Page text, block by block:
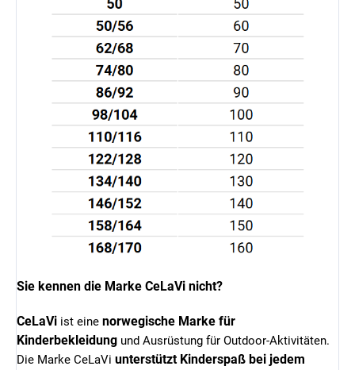
Sie kennen die Marke CeLaVi nicht?
CeLaVi ist eine norwegische Marke für
Kinderbekleidung und Ausrüstung für Outdoor-Aktivitäten.
Die Marke CeLaVi unterstützt Kinderspaß bei jedem